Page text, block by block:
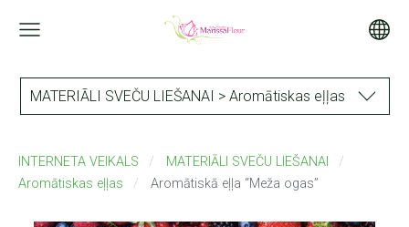
MATERIĀLI SVEČU LIEŠANAI > Aromātiskas eļļas
INTERNETA VEIKALS
MATERIĀLI SVEČU LIEŠANAI
Aromātiskas eļļas
Aromātiskā eļļa “Meža ogas”